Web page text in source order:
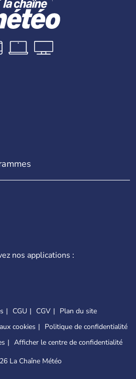
nos applications :
CGU CGV
Plan du site
cookies
Politique de confidentialité
Afficher le centre de confidentialité
La Chaîne Météo